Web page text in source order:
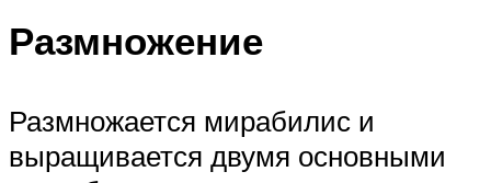
Размножение
Размножается мирабилис и
выращивается двумя основными